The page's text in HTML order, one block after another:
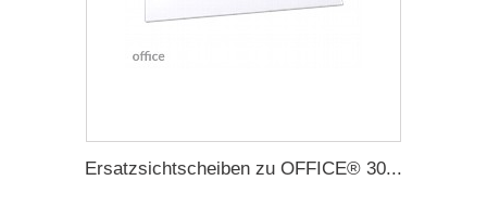
Ersatzsichtscheiben zu OFFICE® 30...